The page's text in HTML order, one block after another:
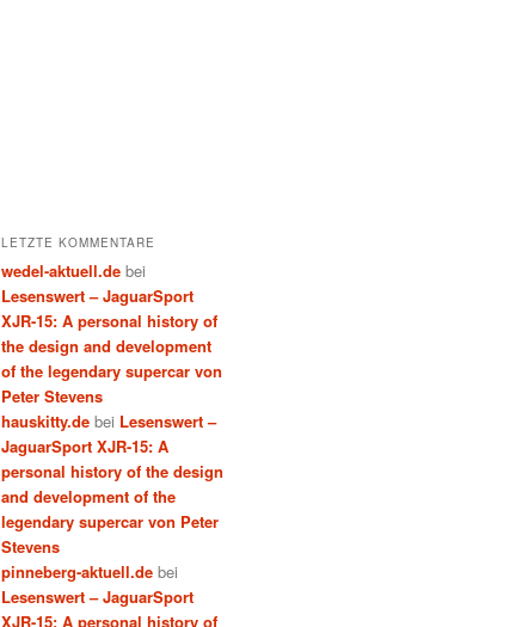
LETZTE KOMMENTARE
wedel-aktuell.de bei
Lesenswert – JaguarSport
XJR-15: A personal history of
the design and development
of the legendary supercar von
Peter Stevens
hauskitty.de bei Lesenswert –
JaguarSport XJR-15: A
personal history of the design
and development of the
legendary supercar von Peter
Stevens
pinneberg-aktuell.de bei
Lesenswert – JaguarSport
XJR-15: A personal history of